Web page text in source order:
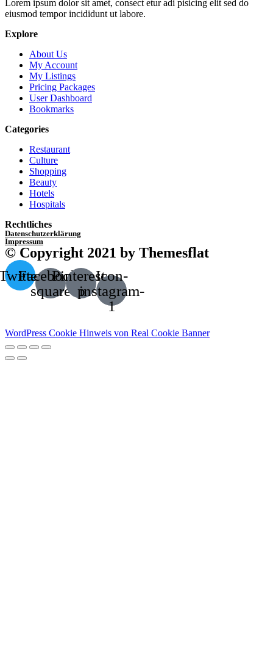
Lorem ipsum dolor sit amet, consect etur adi pisicing elit sed do
eiusmod tempor incididunt ut labore.
Explore
About Us
My Account
My Listings
Pricing Packages
User Dashboard
Bookmarks
Categories
Restaurant
Culture
Shopping
Beauty
Hotels
Hospitals
Rechtliches
Datenschutzerklärung
Impressum
© Copyright 2021 by Themesflat
Facebook-
square
Pinterest-
p
Icon-
instagram-
1
WordPress Cookie Hinweis von Real Cookie Banner